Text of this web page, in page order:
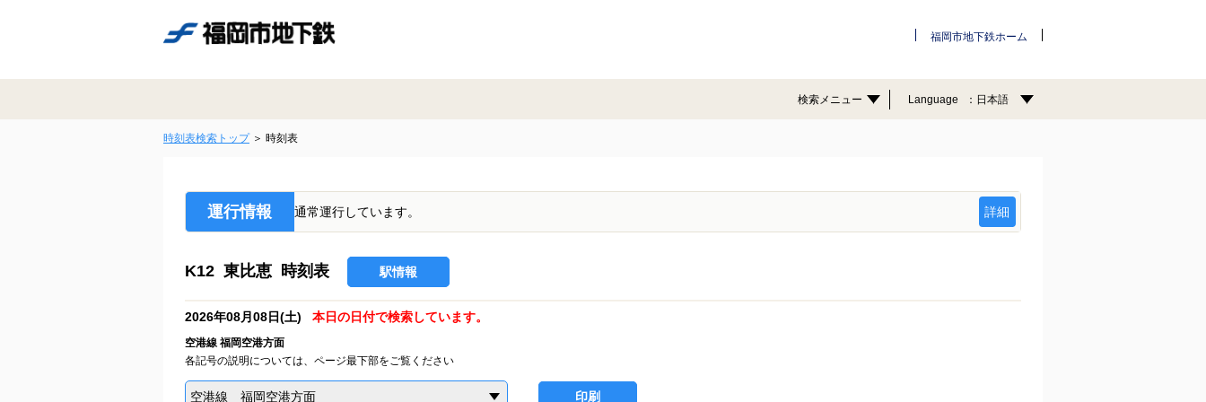
福岡市地下鉄ホーム
検索メニュー Language 日本語
時刻表検索トップ 時刻表
運行情報 通常運行しています。 詳細
K12 東比恵 時刻表 駅情報
2026年08月08日(土) 本日の日付で検索しています。
空港線 福岡空港方面
各記号の説明については、ページ最下部をご覧ください
空港線 福岡空港方面 印刷